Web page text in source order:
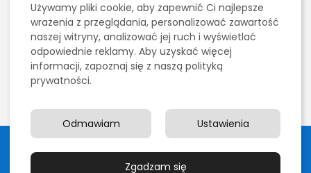
Jak wybrać spodenki męskie na każdą okazję
PUBLIKACJA: REDAKCJA
30 LIPCA, 2026
Budownictwo/Nieruchomości
Wynajem szalunków stropowych na budowie –
praktyczny wybór i realne...
PUBLIKACJA: REDAKCJA
umieszczone na stronie chronione są prawem autorskim.
Używamy pliki cookie, aby zapewnić Ci najlepsze
wrażenia z przeglądania, personalizować zawartość
naszej witryny, analizować jej ruch i wyświetlać
odpowiednie reklamy. Aby uzyskać więcej
informacji, zapoznaj się z naszą polityką
prywatności.
Zgadzam się
Ustawienia
Odmawiam